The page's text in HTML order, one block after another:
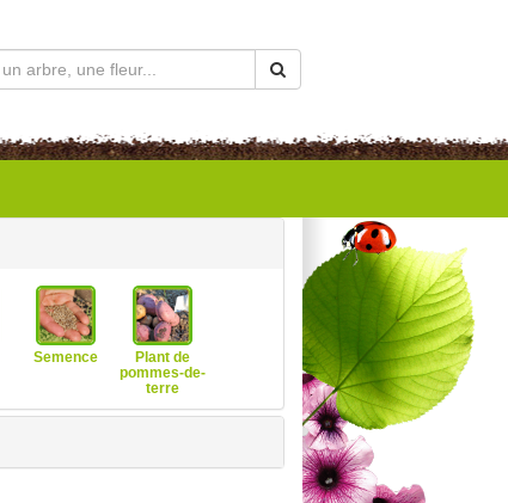
Semence
Plant de
pommes-de-
terre